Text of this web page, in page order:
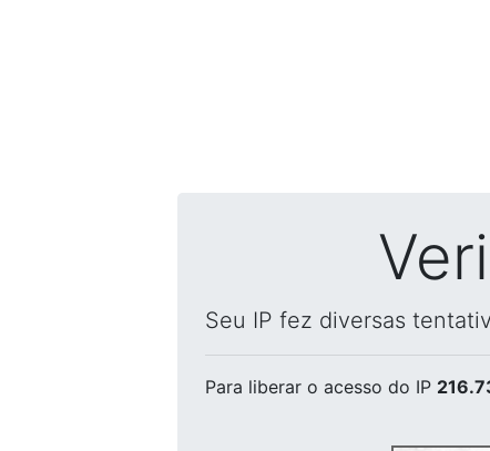
Seu IP fez diversas
Para liberar o acesso do IP